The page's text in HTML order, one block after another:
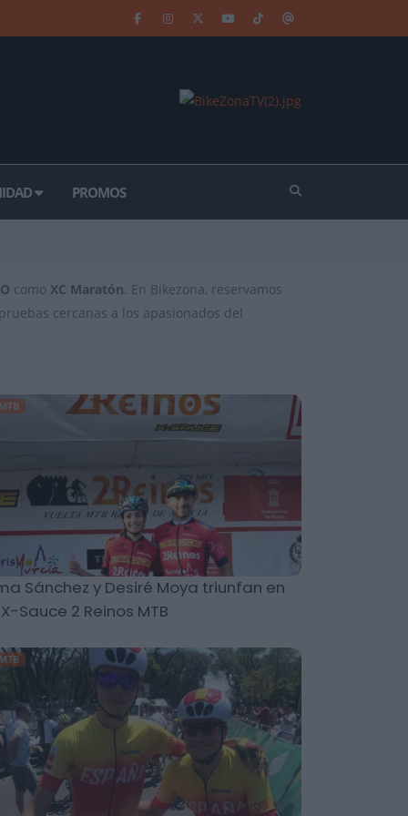
PROMOS
como XC Maratón. En Bikezona, reservamos
cercanas a los apasionados del
MTB
Sánchez y Desiré Moya triunfan en
Sauce 2 Reinos MTB
MTB